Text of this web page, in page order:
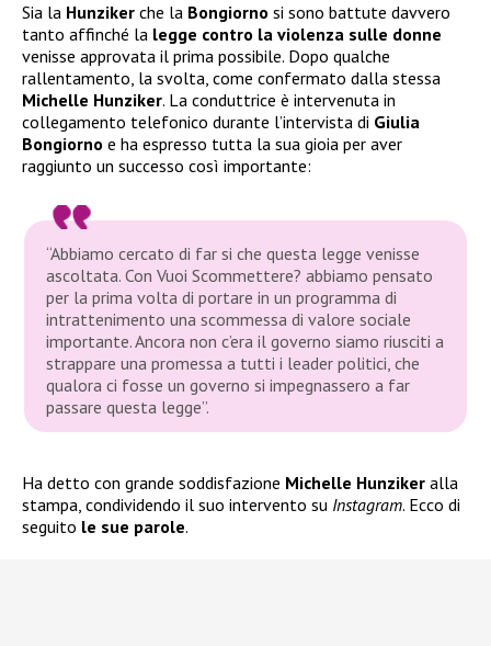
Sia la Hunziker che la Bongiorno si sono battute davvero
tanto affinché la legge contro la violenza sulle donne
venisse approvata il prima possibile. Dopo qualche
rallentamento, la svolta, come confermato dalla stessa
Michelle Hunziker. La conduttrice è intervenuta in
collegamento telefonico durante l’intervista di Giulia
Bongiorno e ha espresso tutta la sua gioia per aver
raggiunto un successo così importante:
“Abbiamo cercato di far si che questa legge venisse
ascoltata. Con Vuoi Scommettere?abbiamo pensato
per la prima volta di portare in un programma di
intrattenimento una scommessa di valore sociale
importante. Ancora non c’era il governo siamo riusciti a
strappare una promessa a tutti i leader politici, che
qualora ci fosse un governo si impegnassero a far
passare questa legge”.
Ha detto con grande soddisfazione Michelle Hunziker alla
stampa, condividendo il suo intervento su Instagram. Ecco di
seguito le sue parole.